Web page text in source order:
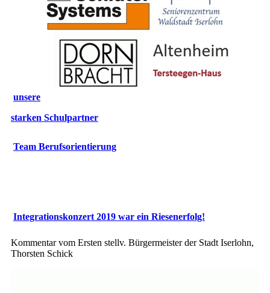
unsere
starken Schulpartner
Team Berufsorientierung
Integrationskonzert 2019 war ein Riesenerfolg!
Kommentar vom Ersten stellv. Bürgermeister der Stadt Iserlohn,
Thorsten Schick